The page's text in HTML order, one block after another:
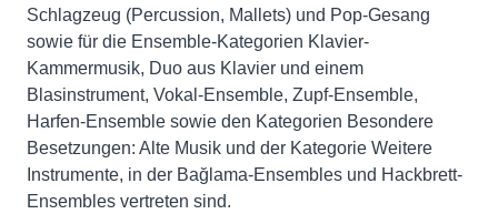
Schlagzeug (Percussion, Mallets) und Pop-Gesang
sowie für die Ensemble-Kategorien Klavier-
Kammermusik, Duo aus Klavier und einem
Blasinstrument, Vokal-Ensemble, Zupf-Ensemble,
Harfen-Ensemble sowie den Kategorien Besondere
Besetzungen: Alte Musik und der Kategorie Weitere
Instrumente, in der Bağlama-Ensembles und Hackbrett-
Ensembles vertreten sind.